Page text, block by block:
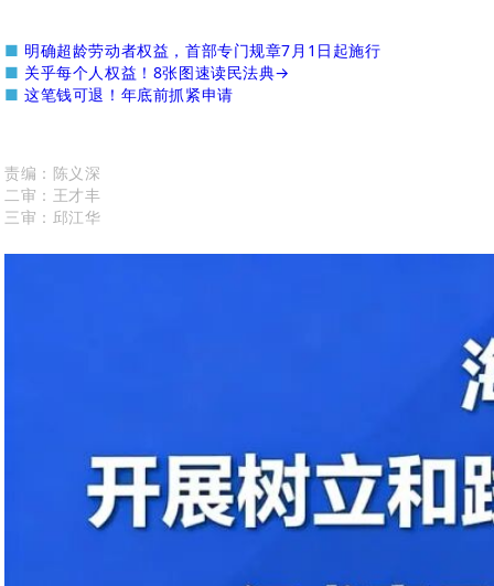
■ 明确超龄劳动者权益，首部专门规章7月1日起施行
■ 关乎每个人权益！8张图速读民法典→
■这笔钱可退！年底前抓紧申请
责编：陈义深
二审：王才丰
三审：邱江华